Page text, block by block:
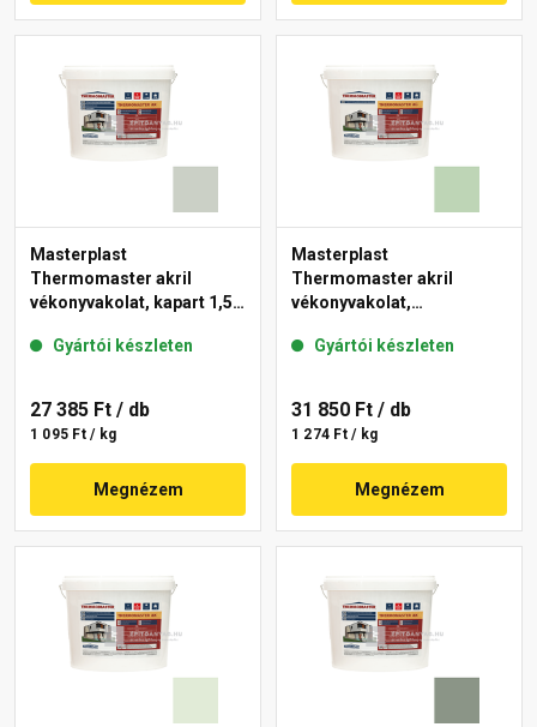
Masterplast
Thermomaster akril
vékonyvakolat, kapart 1,5
Gyártói készleten
27 385 Ft / db
1 095 Ft / kg
Megnézem
Masterplast
Thermomaster akril
vékonyvakolat,
41-D 25 kg
Gyártói készleten
31 850 Ft / db
1 274 Ft / kg
Megnézem